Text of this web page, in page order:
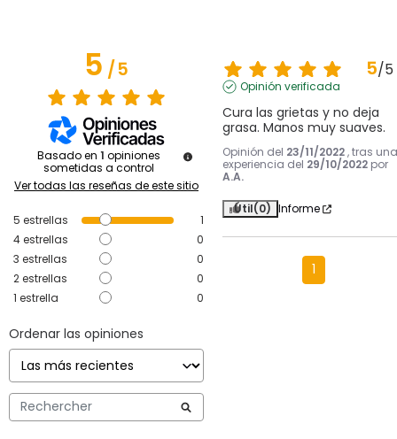
5/5
Basado en 1 opiniones
sometidas a control
Ver todas las reseñas de este sitio
5 estrellas
1
4estrellas
0
3 estrellas
0
2estrellas
0
1 estrella 0
Ordenar las opiniones
5/5
Opinión verificada
Cura las grietas y no deja
grasa. Manos muy suaves.
Opinión del 23/11/2022 , tras una
experiencia del 29/10/2022 por
A.A.
Útil(0) Informe
1